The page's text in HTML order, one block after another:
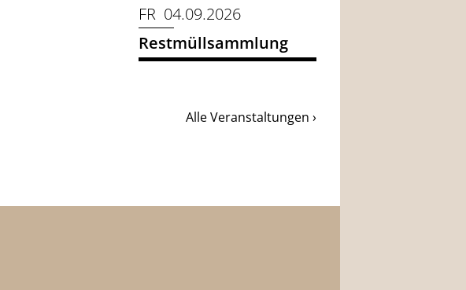
FR 04.09.2026
Restmüllsammlung
Alle Veranstaltungen ›